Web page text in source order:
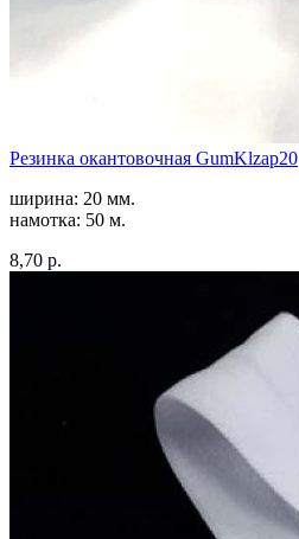
Резинка окантовочная GumKlzap20
ширина: 20 мм.
намотка: 50 м.
8,70 р.